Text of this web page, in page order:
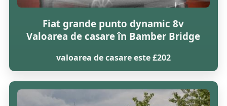
Fiat grande punto dynamic 8v
Valoarea de casare în Bamber Bridge
valoarea de casare este £202